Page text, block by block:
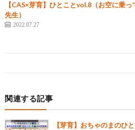
【CAS×芽育】ひとことvol.8（お空に乗っ
先生）
2022.07.27
関連する記事
【芽育】おちゃのまのひ